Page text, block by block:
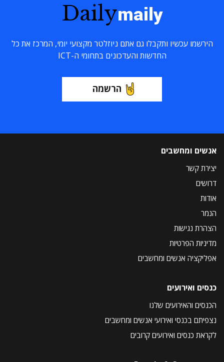
Dailymaily
הירשמו עכשיו ותקבלו גם אתם ניוזלטר מקצועי יומי, המרכז את כל
החדשות והעדכונים בתחומי ה-ICT
הרשמה
אנשים ומחשבים
יצירת קשר
דרושים
אודות
הנמר
הצהרת נגישות
מדיניות הפרטיות
אפליקציה אנשים ומחשבים
כנסים ואירועים
הכנסים והאירועים שלנו
נצפיתם בכנסי ואירועי אנשים ומחשבים
לקראת כנסים ואירועים קרובים